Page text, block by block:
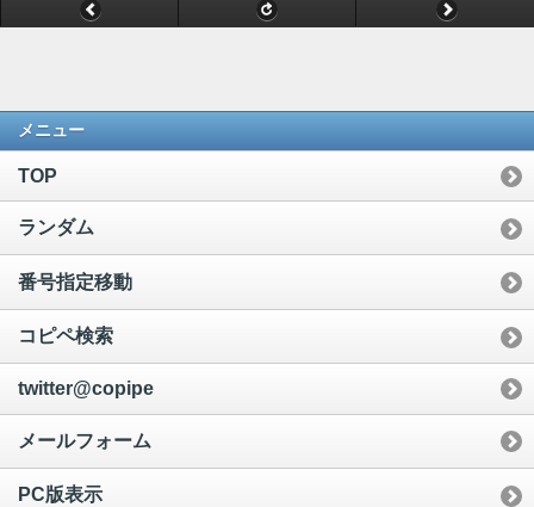
メニュー
TOP
ランダム
番号指定移動
コピペ検索
twitter@copipe
メールフォーム
PC版表示